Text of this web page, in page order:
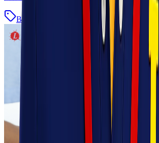
Blog Baca Selengkapnya